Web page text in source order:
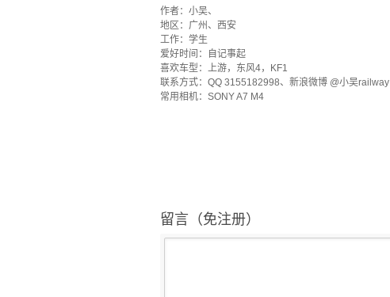
作者：小吴、
地区：广州、西安
工作：学生
爱好时间：自记事起
喜欢车型：上游，东风4，KF1
联系方式：QQ 3155182998、新浪微博 @小吴railway
常用相机：SONY A7 M4
留言（免注册）